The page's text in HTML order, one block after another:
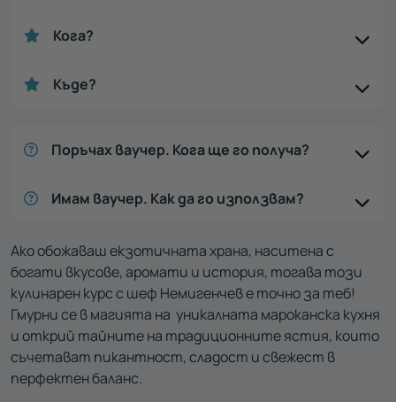
Кога?
Къде?
Поръчах ваучер. Кога ще го получа?
Имам ваучер. Как да го използвам?
Ако обожаваш екзотичната храна, наситена с
богати вкусове, аромати и история, тогава този
кулинарен курс с шеф Немигенчев е точно за теб!
Гмурни се в магията на уникалната мароканска кухня
и открий тайните на традиционните ястия, които
съчетават пикантност, сладост и свежест в
перфектен баланс.